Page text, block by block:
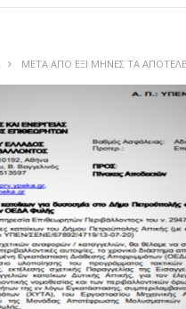
ΜΕΤΑ ΑΠΟ ΕΞΙ ΜΗΝΕΣ ΤΑ